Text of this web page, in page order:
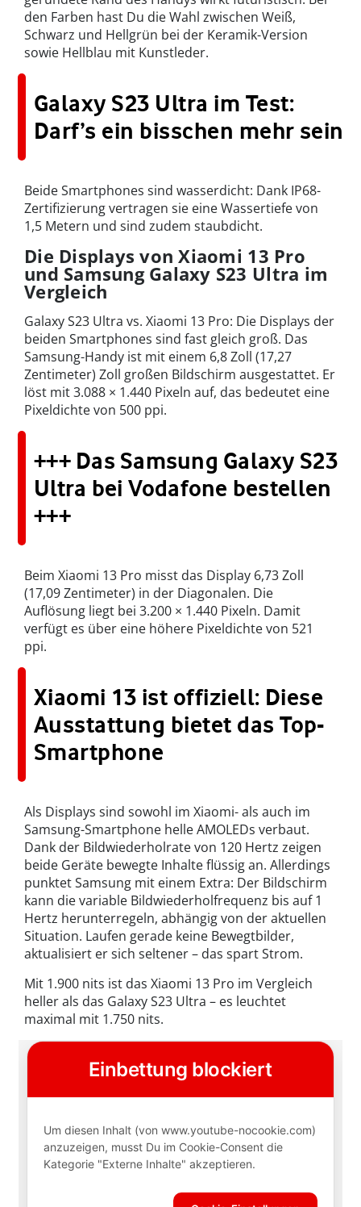
den Farben hast Du die Wahl zwischen Weiß,
Schwarz und Hellgrün bei der Keramik-Version
sowie Hellblau mit Kunstleder.
Galaxy S23 Ultra im Test:
Darf’s ein bisschen mehr sein
Beide Smartphones sind wasserdicht: Dank IP68-
Zertifizierung vertragen sie eine Wassertiefe von
1,5 Metern und sind zudem staubdicht.
Die Displays von Xiaomi 13 Pro
und Samsung Galaxy S23 Ultra im
Vergleich
Galaxy S23 Ultra vs. Xiaomi 13 Pro: Die Displays der
beiden Smartphones sind fast gleich groß. Das
Samsung-Handy ist mit einem 6,8 Zoll (17,27
Zentimeter) Zoll großen Bildschirm ausgestattet. Er
löst mit 3.088 × 1.440 Pixeln auf, das bedeutet eine
Pixeldichte von 500 ppi.
+++ Das Samsung Galaxy S23
Ultra bei Vodafone bestellen
+++
Beim Xiaomi 13 Pro misst das Display 6,73 Zoll
(17,09 Zentimeter) in der Diagonalen. Die
Auflösung liegt bei 3.200 × 1.440 Pixeln. Damit
verfügt es über eine höhere Pixeldichte von 521
ppi.
Xiaomi 13 ist offiziell: Diese
Ausstattung bietet das Top-
Smartphone
Als Displays sind sowohl im Xiaomi- als auch im
Samsung-Smartphone helle AMOLEDs verbaut.
Dank der Bildwiederholrate von 120 Hertz zeigen
beide Geräte bewegte Inhalte flüssig an. Allerdings
punktet Samsung mit einem Extra: Der Bildschirm
kann die variable Bildwiederholfrequenz bis auf 1
Hertz herunterregeln, abhängig von der aktuellen
Situation. Laufen gerade keine Bewegtbilder,
aktualisiert er sich seltener – das spart Strom.
Mit 1.900 nits ist das Xiaomi 13 Pro im Vergleich
heller als das Galaxy S23 Ultra – es leuchtet
maximal mit 1.750 nits.